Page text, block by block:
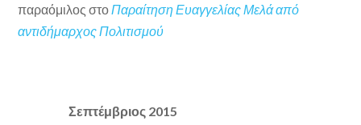
παραόμιλος στο Παραίτηση Ευαγγελίας Μελά από
αντιδήμαρχος Πολιτισμού
Σεπτέμβριος 2015